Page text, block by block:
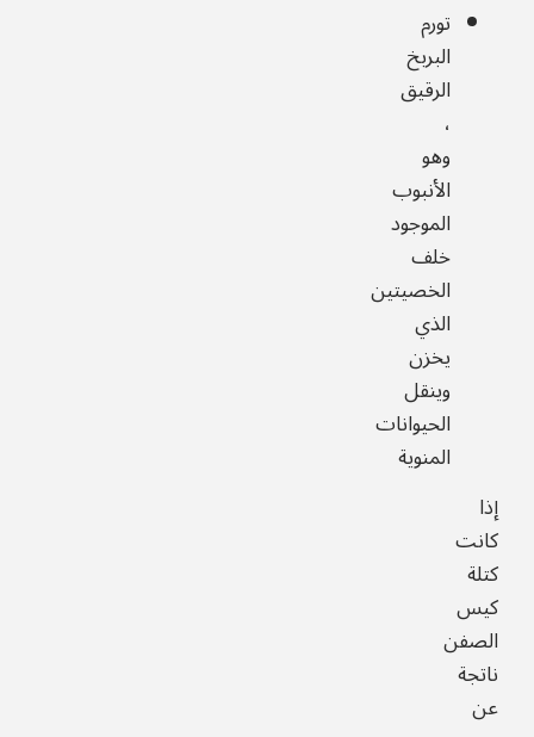
تورم
البربخ
الرقيق
،
وهو
الأنبوب
الموجود
خلف
الخصيتين
الذي
يخزن
وينقل
الحيوانات
المنوية
إذا
كانت
كتلة
كيس
الصفن
ناتجة
عن